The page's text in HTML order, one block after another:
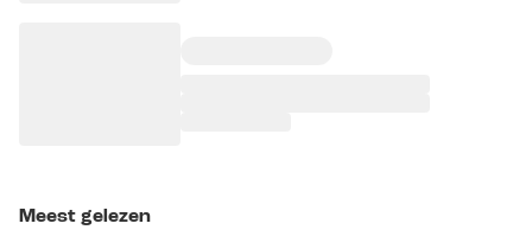
Meest gelezen